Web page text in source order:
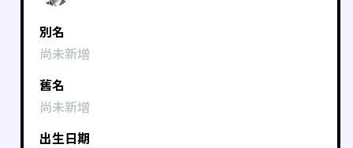
別名
尚未新增
舊名
尚未新增
出生日期